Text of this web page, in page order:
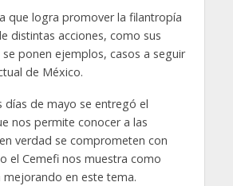
que logra promover la filantropía
distintas acciones, como sus
ponen ejemplos, casos a seguir
de México.
días de mayo se entregó el
nos permite conocer a las
verdad se comprometen con
el Cemefi nos muestra como
mejorando en este tema.